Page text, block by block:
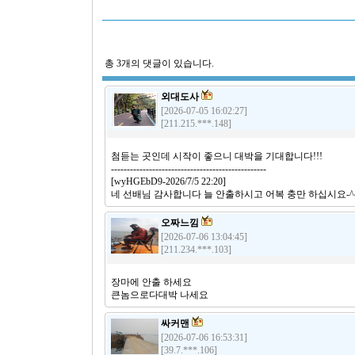
총 3개의 댓글이 있습니다.
외대도사
[2026-07-05 16:02:27]
[211.215.***.148]
첨듣는 곳인데 시작이 좋으니 대박을 기대합니다!!!
-------------------------------------------------
[wyHGEbD9-2026/7/5 22:20]
네 선배님 감사합니다 늘 안출하시고 어복 충만 하십시요-
오짜느낌
[2026-07-06 13:04:45]
[211.234.***.103]
장마에 안출 하세요
큰놈으로다대박 나세요
싸커맨
[2026-07-06 16:53:31]
[39.7.***.106]